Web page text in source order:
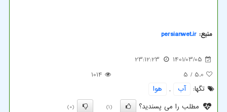
منبع: persianwet.ir
1401/03/05
23:12:23
5.0
/ 5
1014
تگها:
آب ,
هوا
مطلب را می پسندید؟
(1)
(0)